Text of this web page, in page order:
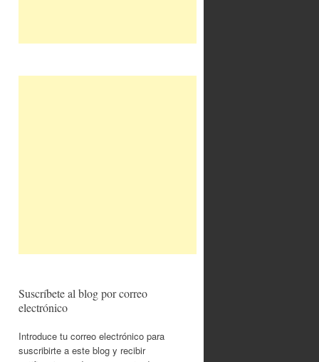
Suscríbete al blog por correo
electrónico
Introduce tu correo electrónico para
suscribirte a este blog y recibir